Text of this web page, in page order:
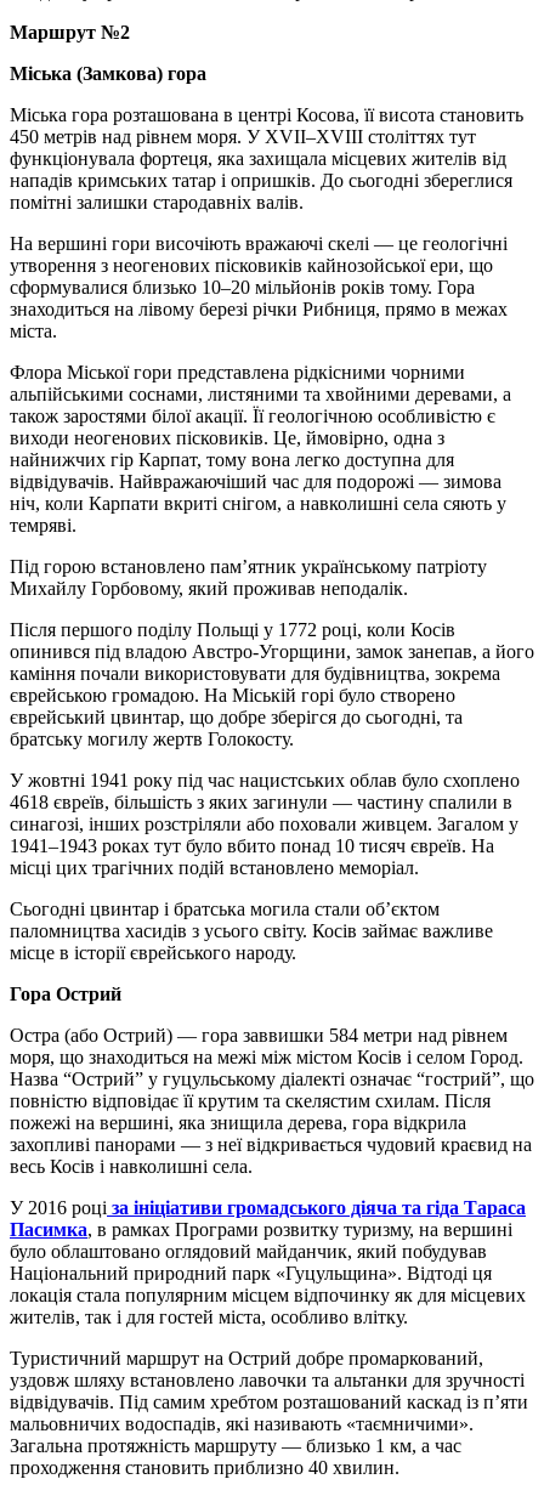
Маршрут №2
Міська (Замкова) гора
Міська гора розташована в центрі Косова, її висота становить
450 метрів над рівнем моря. У XVII–XVIII століттях тут
функціонувала фортеця, яка захищала місцевих жителів від
нападів кримських татар і опришків. До сьогодні збереглися
помітні залишки стародавніх валів.
На вершині гори височіють вражаючі скелі — це геологічні
утворення з неогенових пісковиків кайнозойської ери, що
сформувалися близько 10–20 мільйонів років тому. Гора
знаходиться на лівому березі річки Рибниця, прямо в межах
міста.
Флора Міської гори представлена рідкісними чорними
альпійськими соснами, листяними та хвойними деревами, а
також заростями білої акації. Її геологічною особливістю є
виходи неогенових пісковиків. Це, ймовірно, одна з
найнижчих гір Карпат, тому вона легко доступна для
відвідувачів. Найвражаючіший час для подорожі — зимова
ніч, коли Карпати вкриті снігом, а навколишні села сяють у
темряві.
Під горою встановлено пам’ятник українському патріоту
Михайлу Горбовому, який проживав неподалік.
Після першого поділу Польщі у 1772 році, коли Косів
опинився під владою Австро-Угорщини, замок занепав, а його
каміння почали використовувати для будівництва, зокрема
єврейською громадою. На Міській горі було створено
єврейський цвинтар, що добре зберігся до сьогодні, та
братську могилу жертв Голокосту.
У жовтні 1941 року під час нацистських облав було схоплено
4618 євреїв, більшість з яких загинули — частину спалили в
синагозі, інших розстріляли або поховали живцем. Загалом у
1941–1943 роках тут було вбито понад 10 тисяч євреїв. На
місці цих трагічних подій встановлено меморіал.
Сьогодні цвинтар і братська могила стали об’єктом
паломництва хасидів з усього світу. Косів займає важливе
місце в історії єврейського народу.
Гора Острий
Остра (або Острий) — гора заввишки 584 метри над рівнем
моря, що знаходиться на межі між містом Косів і селом Город.
Назва “Острий” у гуцульському діалекті означає “гострий”, що
повністю відповідає її крутим та скелястим схилам. Після
пожежі на вершині, яка знищила дерева, гора відкрила
захопливі панорами — з неї відкривається чудовий краєвид на
весь Косів і навколишні села.
У 2016 році за ініціативи громадського діяча та гіда Тараса
Пасимка, в рамках Програми розвитку туризму, на вершині
було облаштовано оглядовий майданчик, який побудував
Національний природний парк «Гуцульщина». Відтоді ця
локація стала популярним місцем відпочинку як для місцевих
жителів, так і для гостей міста, особливо влітку.
Туристичний маршрут на Острий добре промаркований,
уздовж шляху встановлено лавочки та альтанки для зручності
відвідувачів. Під самим хребтом розташований каскад із п’яти
мальовничих водоспадів, які називають «таємничими».
Загальна протяжність маршруту — близько 1 км, а час
проходження становить приблизно 40 хвилин.